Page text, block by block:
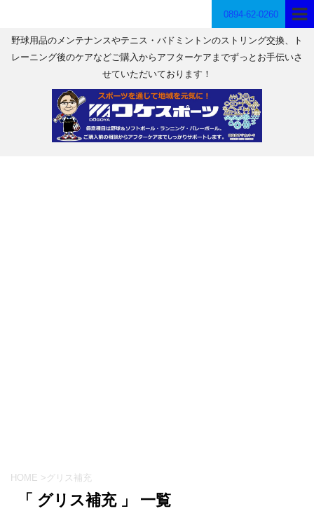
0894-62-0260
野球用品のメンテナンスやテニス・バドミントンのストリング交換、ト
レーニング後のケアなどご購入からアフターケアまでずっとお手伝いさ
せていただいております！
HOME > グリス補充
「 グリス補充 」 一覧